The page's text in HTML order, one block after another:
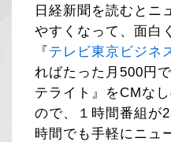
日経新聞を読むとニ
やすくなって、面白
『テレビ東京ビジネ
ればたった月500円
テライト』をCMな
ので、１時間番組が
時間でも手軽にニュ